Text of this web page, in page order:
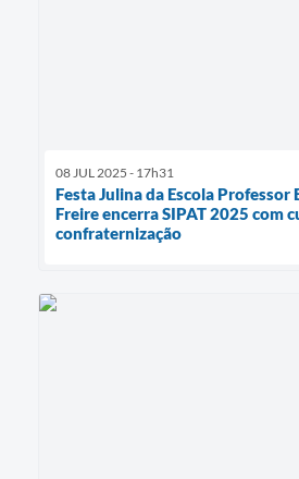
08 JUL 2025 - 17h31
Festa Julina da Escola Professor
Freire encerra SIPAT 2025 com
confraternização